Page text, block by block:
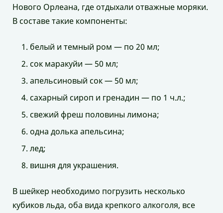
Нового Орлеана, где отдыхали отважные моряки.
В составе такие компоненты:
белый и темный ром — по 20 мл;
сок маракуйи — 50 мл;
апельсиновый сок — 50 мл;
сахарный сироп и гренадин — по 1 ч.л.;
свежий фреш половины лимона;
одна долька апельсина;
лед;
вишня для украшения.
В шейкер необходимо погрузить несколько
кубиков льда, оба вида крепкого алкоголя, все